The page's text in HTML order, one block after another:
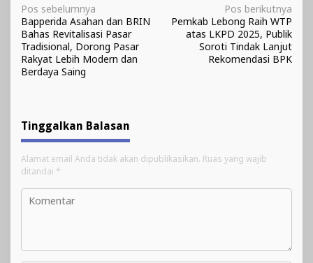
Navigasi
pos
Pos sebelumnya
Bapperida Asahan dan BRIN
Bahas Revitalisasi Pasar
Tradisional, Dorong Pasar
Rakyat Lebih Modern dan
Berdaya Saing
Pos berikutnya
Pemkab Lebong Raih WTP
atas LKPD 2025, Publik
Soroti Tindak Lanjut
Rekomendasi BPK
Tinggalkan Balasan
Alamat email Anda tidak akan dipublikasikan. Ruas yang wajib
ditandai *